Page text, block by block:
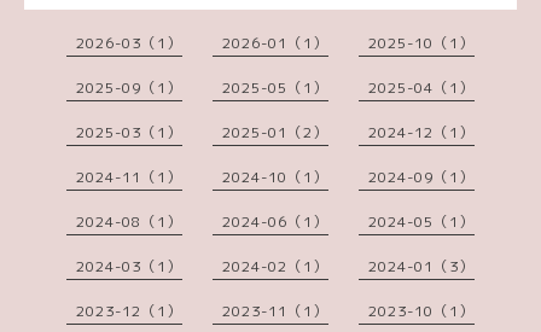
2026-03（1） 2026-01（1） 2025-10（1）
2025-09（1） 2025-05（1） 2025-04（1）
2025-03（1） 2025-01（2） 2024-12（1）
2024-11（1） 2024-10（1） 2024-09（1）
2024-08（1） 2024-06（1） 2024-05（1）
2024-03（1） 2024-02（1） 2024-01（3）
2023-12（1） 2023-11（1） 2023-10（1）